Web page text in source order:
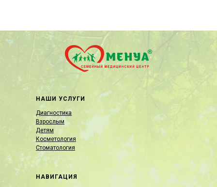
НАШИ УСЛУГИ
Диагностика
Взрослым
Детям
Косметология
Стоматология
НАВИГАЦИЯ